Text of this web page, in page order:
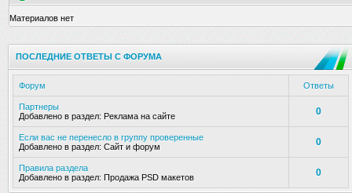
Материалов нет
ПОСЛЕДНИЕ ОТВЕТЫ С ФОРУМА
Форум Ответы
Партнеры
Добавлено в раздел: Реклама на сайте 0
Если вас не перенесло в группу проверенные
Добавлено в раздел: Сайт и форум 0
Правила раздела
Добавлено в раздел: Продажа PSD макетов 0